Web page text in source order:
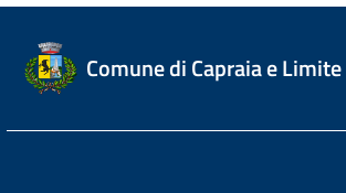
Comune di Capraia e Limite